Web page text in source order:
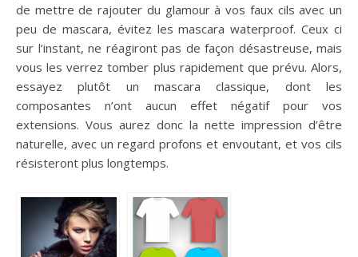
de mettre de rajouter du glamour à vos faux cils avec un
peu de mascara, évitez les mascara waterproof. Ceux ci
sur l’instant, ne réagiront pas de façon désastreuse, mais
vous les verrez tomber plus rapidement que prévu. Alors,
essayez plutôt un mascara classique, dont les
composantes n’ont aucun effet négatif pour vos
extensions. Vous aurez donc la nette impression d’être
naturelle, avec un regard profons et envoutant, et vos cils
résisteront plus longtemps.